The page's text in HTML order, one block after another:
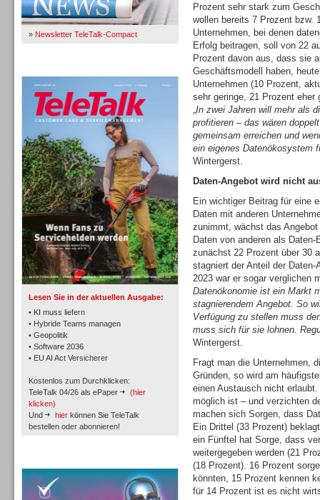
» Newsletter TeleTalk-Compact
Lesen Sie in der aktuellen Ausgabe:
• KI muss liefern
• Hybride Teams managen
• Geopolitik
• Software 2036
• EU AI Act Versicherer
Kostenlos zum Durchklicken:
TeleTalk 04/26 als ePaper
(hier
klicken)
Und
hier können Sie TeleTalk
bestellen oder abonnieren!
TK- und ACD-Systeme
Workforce-Management
Prozent sehr stark zum
wollen bereits 7 Prozent bzw.
Unternehmen, bei denen
Erfolg beitragen, soll von 22
Prozent davon aus, dass sie
Geschäftsmodell haben,
Unternehmen (10 Prozent,
sehr geringe, 21 Prozent eher
„In zwei Jahren will mehr als
profitieren – das wären
gemeinsam erreichen und
ein eigenes Datenökosystem
Wintergerst.
Daten-Angebot wird nicht
Ein wichtiger Beitrag für eine
Daten mit anderen
zunimmt, wächst das
Daten von anderen als
zunächst 22 Prozent über 30
stagniert der Anteil der
2023 war er sogar verglichen
Datenökonomie ist ein Markt
stagnierendem Angebot. So
Verfügung zu stellen muss
muss sich für sie lohnen.
Wintergerst.
Fragt man die Unternehmen,
Gründen, so wird am
einen Austausch nicht
möglich ist – und verzichten
machen sich Sorgen, dass
Ein Drittel (33 Prozent)
ein Fünftel hat Sorge, dass
weitergegeben werden (21
(18 Prozent). 16 Prozent
könnten, 15 Prozent kennen
für 14 Prozent ist es nicht